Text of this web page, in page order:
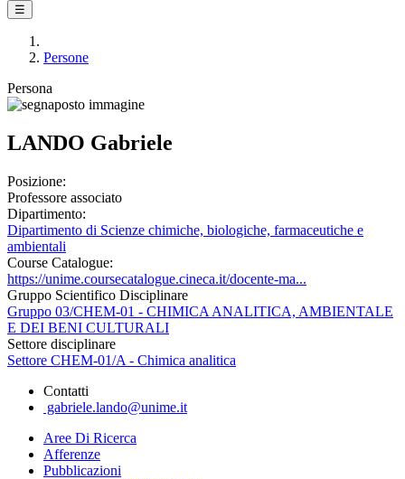
☰
Persone
Persona
LANDO Gabriele
Posizione:
Professore associato
Dipartimento:
Dipartimento di Scienze chimiche, biologiche, farmaceutiche e
ambientali
Course Catalogue:
https://unime.coursecatalogue.cineca.it/docente-ma...
Gruppo Scientifico Disciplinare
Gruppo 03/CHEM-01 - CHIMICA ANALITICA, AMBIENTALE
E DEI BENI CULTURALI
Settore disciplinare
Settore CHEM-01/A - Chimica analitica
Contatti
gabriele.lando@unime.it
Aree Di Ricerca
Afferenze
Pubblicazioni